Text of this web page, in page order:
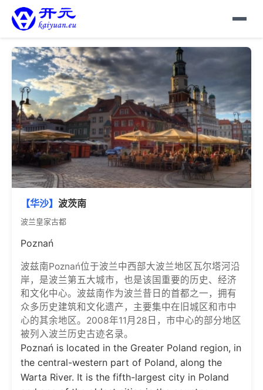
【华沙】 波茨南
波兰皇家古都
Poznań
波兹南Poznań位于波兰中西部大波兰地区瓦尔塔河沿
岸，是波兰第五大城市，也是该国重要的历史、经济
和文化中心。波兹南作为波兰昔日的首都之一，拥有
众多历史建筑和文化遗产，主要集中在旧城区和市中
心的其余地区。2008年11月28日，市中心的部分地区
被列入波兰历史古迹名录。
Poznań is located in the Greater Poland region, in
the central-western part of Poland, along the
Warta River. It is the fifth-largest city in Poland